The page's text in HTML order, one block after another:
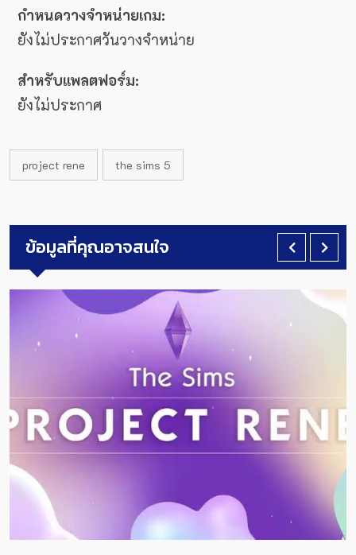
กำหนดวางจำหน่ายเกม:
ยังไม่ประกาศวันวางจำหน่าย
สำหรับแพลตฟอร์ม:
ยังไม่ประกาศ
project rene the sims 5
ข้อมูลที่คุณอาจสนใจ